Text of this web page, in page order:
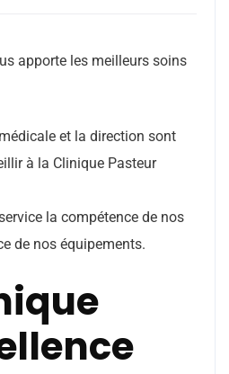
apporte les meilleurs soins
et la direction sont
à la Clinique Pasteur
la compétence de nos
de nos équipements.